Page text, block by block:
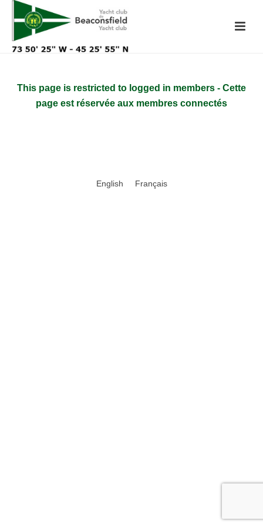
This page is restricted to logged in members - Cette
page est réservée aux membres connectés
English Français